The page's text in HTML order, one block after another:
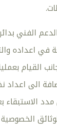
الفني
في
القيام
الى